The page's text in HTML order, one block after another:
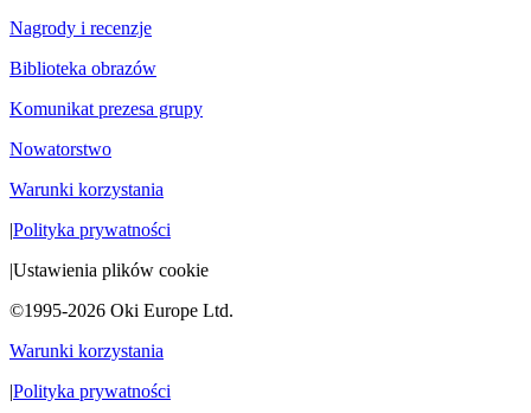
Nagrody i recenzje
Biblioteka obrazów
Komunikat prezesa grupy
Nowatorstwo
Warunki korzystania
|Polityka prywatności
|Ustawienia plików cookie
©1995-2026 Oki Europe Ltd.
Warunki korzystania
|Polityka prywatności